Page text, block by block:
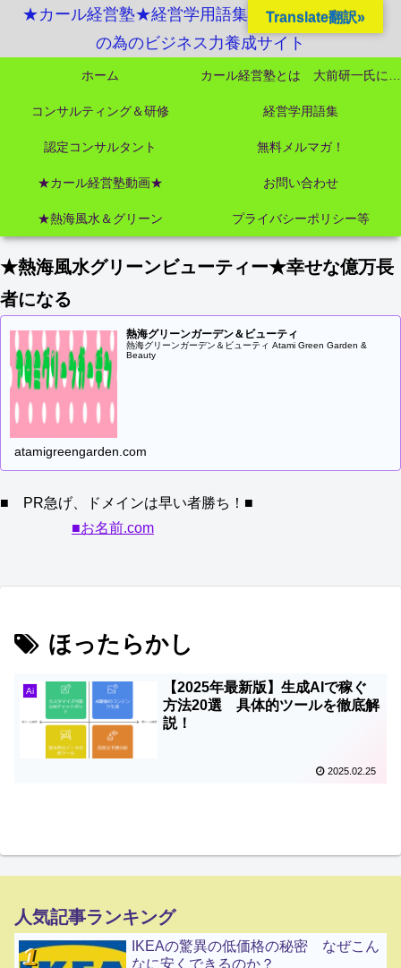
★カール経営塾★経営学用語集起業独立成功MBA
の為のビジネス力養成サイト
ホーム
コンサルティング＆研修 経営学用語集
認定コンサルタント 無料メルマガ！
★カール経営塾動画★ お問い合わせ
★熱海風水＆グリーン プライバシーポリシー等
★熱海風水グリーンビューティー★幸せな億万長
者になる
熱海グリーンガーデン＆ビューティ
熱海グリーンガーデン＆ビューティ Atami Green Garden &
Beauty
atamigreengarden.com
■ PR急げ、ドメインは早い者勝ち！■
■お名前.com
ほったらかし
Ai
【2025年最新版】生成AIで稼ぐ
方法20選 具体的ツールを徹底解
説！
2025.02.25
人気記事ランキング
IKEAの驚異の低価格の秘密 なぜこん
なに安くできるのか？
Translate翻訳»